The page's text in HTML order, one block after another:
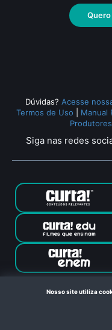
Dúvidas? Acesse
Termos de Uso
Manual
Produtores
Siga nas redes
Canal Curta © 2024.
Nosso site utiliza